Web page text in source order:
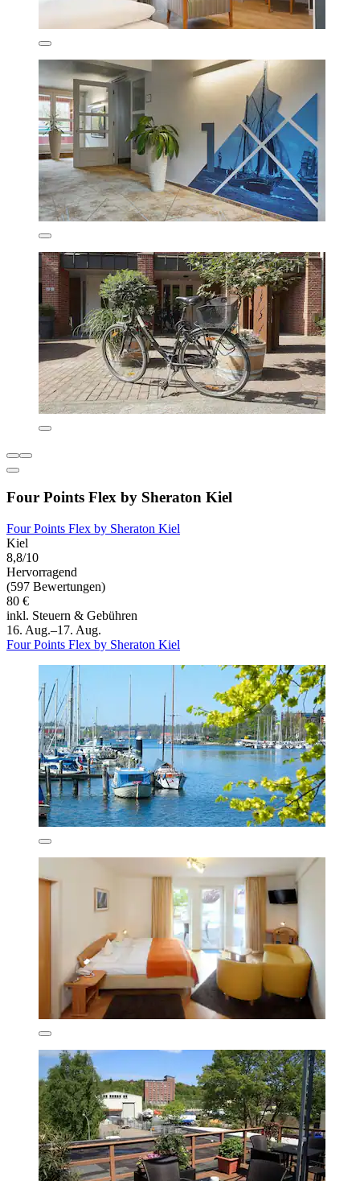
Four Points Flex by Sheraton Kiel
Four Points Flex by Sheraton Kiel
Kiel
8,8/10
Hervorragend
(597 Bewertungen)
80 €
inkl. Steuern & Gebühren
16. Aug.–17. Aug.
Four Points Flex by Sheraton Kiel